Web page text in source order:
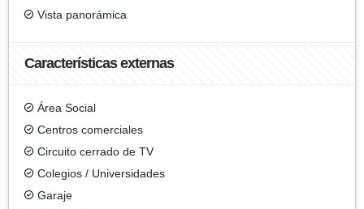
Vista panorámica
Características externas
Área Social
Centros comerciales
Circuito cerrado de TV
Colegios / Universidades
Garaje